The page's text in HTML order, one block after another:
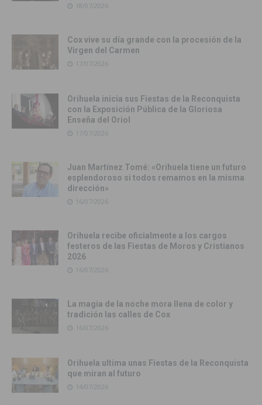
18/07/2026
Cox vive su día grande con la procesión de la
Virgen del Carmen
17/07/2026
Orihuela inicia sus Fiestas de la Reconquista
con la Exposición Pública de la Gloriosa
Enseña del Oriol
17/07/2026
Juan Martínez Tomé: «Orihuela tiene un futuro
esplendoroso si todos remamos en la misma
dirección»
16/07/2026
Orihuela recibe oficialmente a los cargos
festeros de las Fiestas de Moros y Cristianos
2026
16/07/2026
La magia de la noche mora llena de color y
tradición las calles de Cox
16/07/2026
Orihuela ultima unas Fiestas de la Reconquista
que miran al futuro
14/07/2026